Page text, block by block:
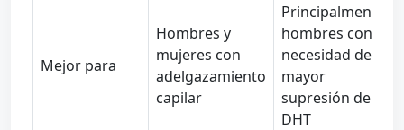
Mejor para
Hombres y
mujeres con
adelgazamiento
capilar
Principalmente
hombres con
necesidad de
mayor
supresión de
DHT